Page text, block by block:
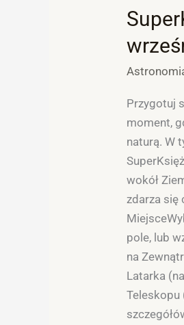
Przygotuj
moment,
naturą. W
wokół
zdarza się
pole, lub
na
Latarka
Teleskopu